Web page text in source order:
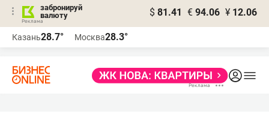
забронируй
валюту
$ 81.41 € 94.06 ¥ 12.06
Казань28.7° Москва28.3°